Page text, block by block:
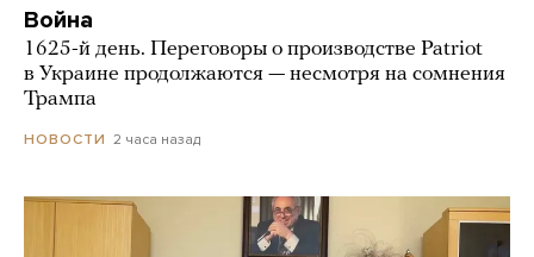
Война
1625-й день. Переговоры о производстве Patriot
в Украине продолжаются — несмотря на сомнения
Трампа
НОВОСТИ 2 часа назад